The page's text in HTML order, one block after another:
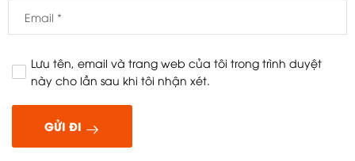
Lưu tên, email và trang web của tôi trong trình duyệt
này cho lần sau khi tôi nhận xét.
GỬI ĐI